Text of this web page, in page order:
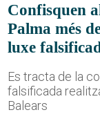
Confisquen
Palma més
luxe
Es tracta de la
falsificada
Balears